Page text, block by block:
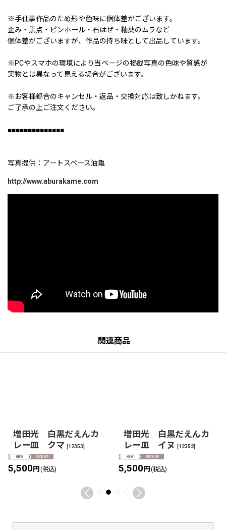
※手仕事作品のため形や色味に個体差がございます。
歪み・黒点・ピンホール・石はぜ・釉薬のムラなど
個体差がございますが、作品の持ち味として出品しています。
※PCやスマホの環境により当ページの掲載写真の色味や質感が
実物とは異なって見える場合がございます。
※お客様都合のキャンセル・返品・交換対応は致しかねます。
ご了承の上ご注文ください。
■■■■■■■■■■■■■■
写真提供：アートスペース油亀
http://www.aburakame.com
関連商品
増田光 白黒だえんカ
レー皿 クマ [12353]
5,500円 (税込)
増田光 白黒だえんカ
レー皿 イヌ
[12352]
5,500円 (税込)